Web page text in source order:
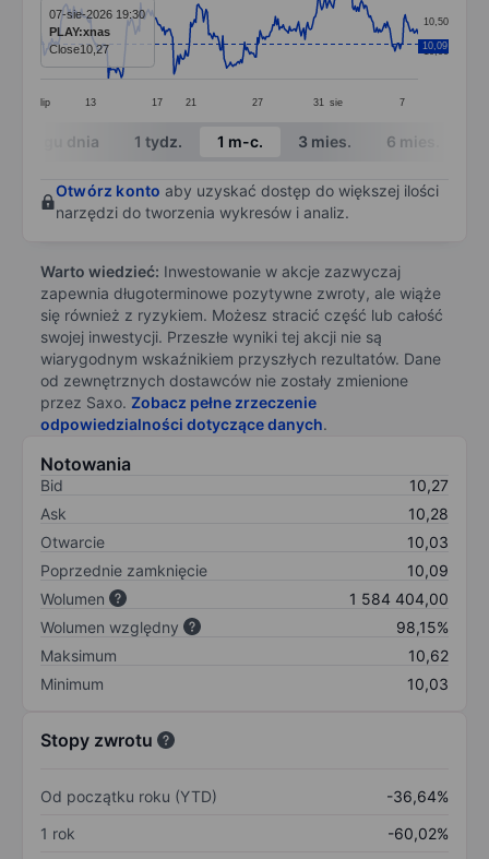
The chart has 1 X axis displaying categories.
The chart has 1 Y axis displaying values. Data ranges
lip 13 17 21 27 31 sie 7
10,00
10,50
10,09
07-sie-2026 19:30
PLAY:xnas
Close10,27
End of interactive chart.
W ciągu dnia 1 tydz. 1 m-c. 3 mies. 6 mies.
Otwórz konto aby uzyskać dostęp do większej ilości
narzędzi do tworzenia wykresów i analiz.
Warto wiedzieć: Inwestowanie w akcje zazwyczaj
zapewnia długoterminowe pozytywne zwroty, ale wiąże
się również z ryzykiem. Możesz stracić część lub całość
swojej inwestycji. Przeszłe wyniki tej akcji nie są
wiarygodnym wskaźnikiem przyszłych rezultatów. Dane
od zewnętrznych dostawców nie zostały zmienione
przez Saxo. Zobacz pełne zrzeczenie
odpowiedzialności dotyczące danych.
Notowania
Bid
10,27
Ask
10,28
Otwarcie
10,03
Poprzednie zamknięcie
10,09
Wolumen
1 584 404,00
Wolumen względny
98,15%
Maksimum
10,62
Minimum
10,03
Stopy zwrotu
Od początku roku (YTD)
-36,64%
1 rok
-60,02%